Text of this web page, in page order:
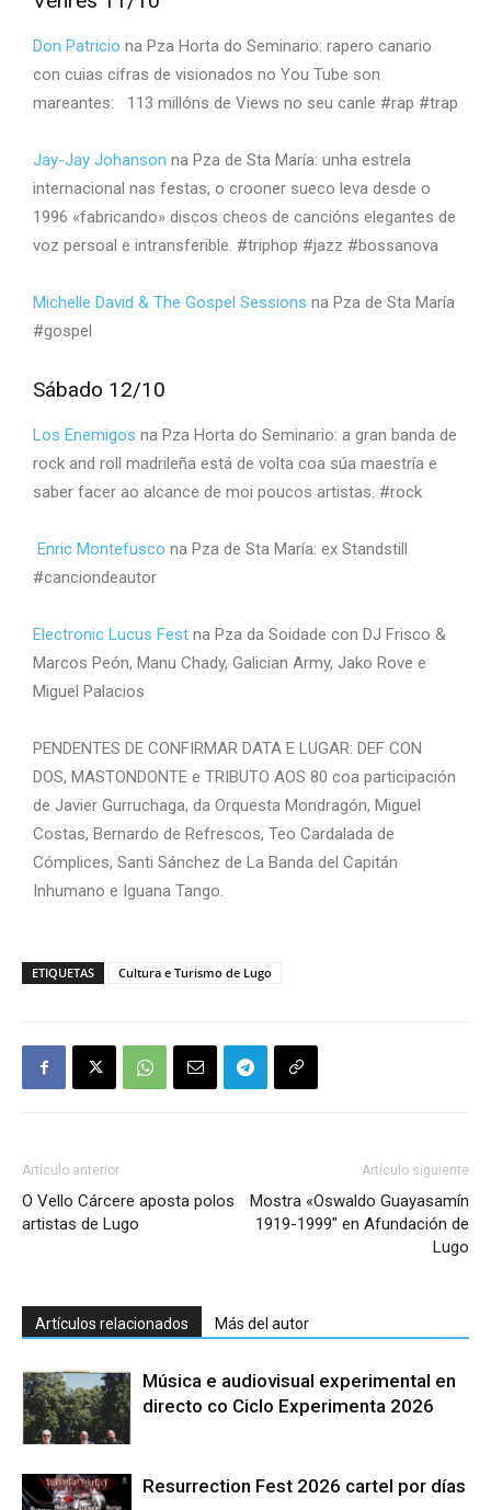
Don Patricio na Pza Horta do Seminario: rapero canario
con cuias cifras de visionados no You Tube son
mareantes: 113 millóns de Views no seu canle #rap #trap
Jay-Jay Johanson na Pza de Sta María: unha estrela
internacional nas festas, o crooner sueco leva desde o
1996 «fabricando» discos cheos de cancións elegantes de
voz persoal e intransferible. #triphop #jazz #bossanova
Michelle David & The Gospel Sessions na Pza de Sta María
#gospel
Sábado 12/10
Los Enemigos na Pza Horta do Seminario: a gran banda de
rock and roll madrileña está de volta coa súa maestría e
saber facer ao alcance de moi poucos artistas. #rock
Enric Montefusco na Pza de Sta María: ex Standstill
#canciondeautor
Electronic Lucus Fest na Pza da Soidade con DJ Frisco &
Marcos Peón, Manu Chady, Galician Army, Jako Rove e
Miguel Palacios
PENDENTES DE CONFIRMAR DATA E LUGAR: DEF CON
DOS, MASTONDONTE e TRIBUTO AOS 80 coa participación
de Javier Gurruchaga, da Orquesta Mondragón, Miguel
Costas, Bernardo de Refrescos, Teo Cardalada de
Cómplices, Santi Sánchez de La Banda del Capitán
Inhumano e Iguana Tango.
ETIQUETAS Cultura e Turismo de Lugo
Artículo anterior
O Vello Cárcere aposta polos
artistas de Lugo
Artículo siguiente
Mostra «Oswaldo Guayasamín
1919-1999″ en Afundación de
Lugo
Artículos relacionados Más del autor
Música e audiovisual experimental en
directo co Ciclo Experimenta 2026
Resurrection Fest 2026 cartel por días